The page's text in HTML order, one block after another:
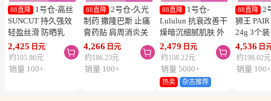
88直降
1号仓-高丝
SUNCUT 持久强效
轻盈丝滑 防晒乳
SPF50+ PA++++
50ml 3个装 阻隔紫
外线 持久耐水 户外
2,425 日元
约105.86元

销量 100+
88直降
2号仓-久光
制药 撒隆巴斯 止痛
膏药贴 肩周消炎关
节颈椎疼 4.6×7.2cm
120贴 3个装【第3类
医药品】
4,266 日元
约186.23元

销量 100+
88直降
1号仓-
Lululun 抗衰改善干
燥暗沉细腻肌肤 外
泌体精华液保湿面膜
7片 3个装 Exosome
增加肌肤弹力透明感
2,479 日元
约108.22元

销量 5000+
热卖 杂志推荐
88直降
2
狮王
24g 3个
疮 去痘
舒缓炎症
类医药品
4,536 日
约198.02元
销量 100+